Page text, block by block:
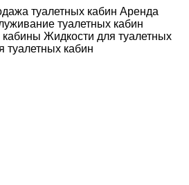
туалетных кабин Аренда
туалетных кабин
Жидкости для туалетных
туалетных кабин